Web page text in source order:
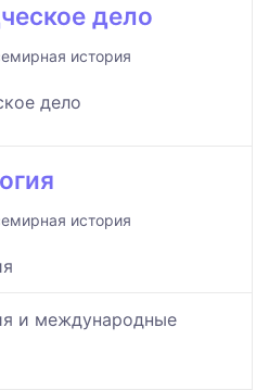
дело
история
дело
история
и международные